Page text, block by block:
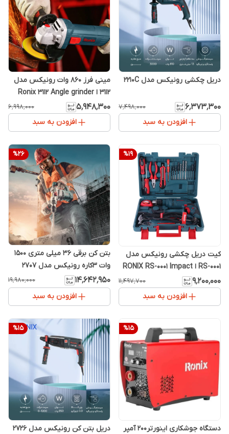
دریل چکشی رونیکس مدل 2210C
۶٬۳۷۳٬۳۰۰ ۷٬۴۹۸٬۰۰۰
افزودن به سبد
مینی فرز 860 وات رونیکس مدل
3112 ا Ronix 3112 Angle grinder
۵٬۹۴۸٬۳۰۰ ۶٬۹۹۸٬۰۰۰
افزودن به سبد
%19
کیت دریل چکشی رونیکس مدل
RS-0001 ا RONIX RS-0001 Impact
Drill
۹٬۲۰۰٬۰۰۰ ۱۱٬۴۹۷٬۷۰۰
افزودن به سبد
%26
بتن کن برقی 36 میلی متری 1500
وات 3کاره رونیکس مدل 2707
۱۴٬۶۴۲٬۹۵۰ ۱۹٬۹۸۰٬۰۰۰
افزودن به سبد
%15
دستگاه جوشکاری اینورتر200 آمپر
%15
دریل بتن کن رونیکس مدل 2726